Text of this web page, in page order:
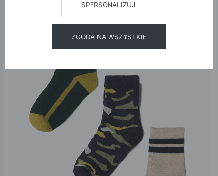
SPERSONALIZUJ
ZGODA NA WSZYSTKIE